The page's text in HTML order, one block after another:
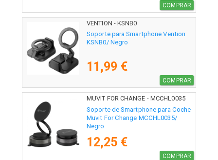
COMPRAR
VENTION - KSNB0
Soporte para Smartphone Vention
KSNB0/ Negro
11,99 €
COMPRAR
MUVIT FOR CHANGE - MCCHL0035
Soporte de Smartphone para Coche
Muvit For Change MCCHL0035/
Negro
12,25 €
COMPRAR